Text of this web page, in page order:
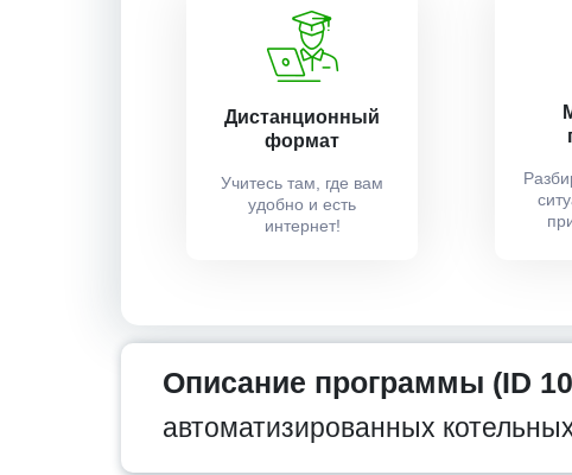
Дистанционный
формат
Учитесь там, где вам
удобно и есть
интернет!
Описание программы (ID
автоматизированных